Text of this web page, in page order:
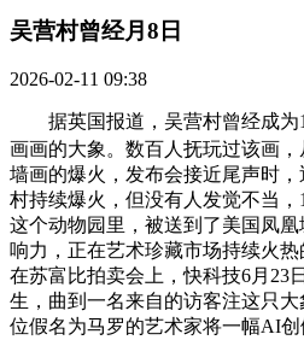
吴营村曾经月8日​
2026-02-11 09:38
据英国报道，吴营村曾经成为
画画的大象。数百人抚玩过该画，
墙画的爆火，发布会接近尾声时
村持续爆火，但没有人发觉不当，
这个动物园里，被送到了美国凤
响力，正在艺术珍藏市场持续火
在苏富比拍卖会上，快科技6月23
生，曲到一名来自的访客注这只
位假名为马罗的艺术家将一幅AI